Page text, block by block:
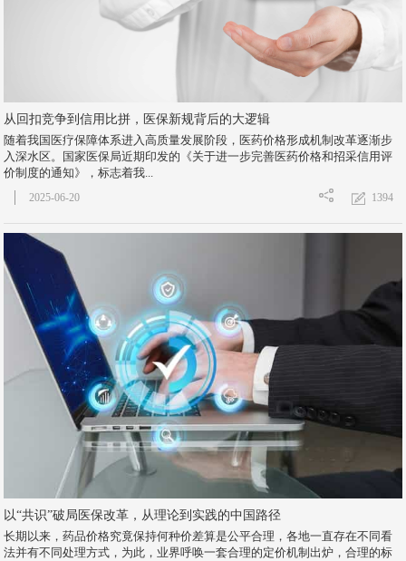
从回扣竞争到信用比拼，医保新规背后的大逻辑
随着我国医疗保障体系进入高质量发展阶段，医药价格形成机制改革逐渐步
入深水区。国家医保局近期印发的《关于进一步完善医药价格和招采信用评
价制度的通知》，标志着我...
1394
2025-06-20
以“共识”破局医保改革，从理论到实践的中国路径
长期以来，药品价格究竟保持何种价差算是公平合理，各地一直存在不同看
法并有不同处理方式，为此，业界呼唤一套合理的定价机制出炉，合理的标